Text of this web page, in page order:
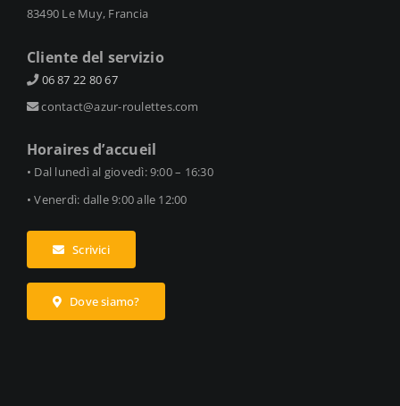
83490 Le Muy, Francia
Cliente del servizio
06 87 22 80 67
contact@azur-roulettes.com
Horaires d’accueil
• Dal lunedì al giovedì: 9:00 – 16:30
• Venerdì: dalle 9:00 alle 12:00
Scrivici
Dove siamo?